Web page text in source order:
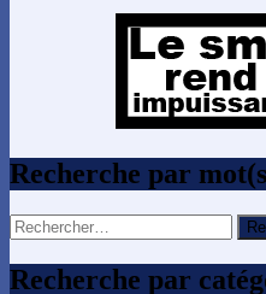
Recherche par
Rechercher :
Recherche par